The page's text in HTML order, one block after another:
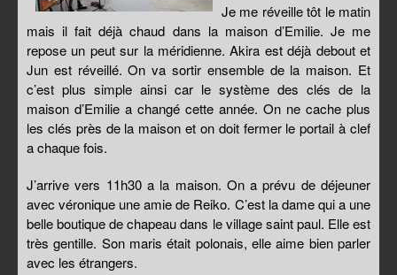
Je me réveille tôt le matin
mais il fait déjà chaud dans la maison d’Emilie. Je me
repose un peut sur la méridienne. Akira est déjà debout et
Jun est réveillé. On va sortir ensemble de la maison. Et
c’est plus simple ainsi car le système des clés de la
maison d’Emilie a changé cette année. On ne cache plus
les clés près de la maison et on doit fermer le portail à clef
a chaque fois.
J’arrive vers 11h30 a la maison. On a prévu de déjeuner
avec véronique une amie de Reiko. C’est la dame qui a une
belle boutique de chapeau dans le village saint paul. Elle est
très gentille. Son maris était polonais, elle aime bien parler
avec les étrangers.